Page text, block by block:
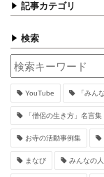
記事カテゴリ
検索
YouTube 「みん
「僧侶の生き方」名言集
お寺の活動事例集
まなび みんなの